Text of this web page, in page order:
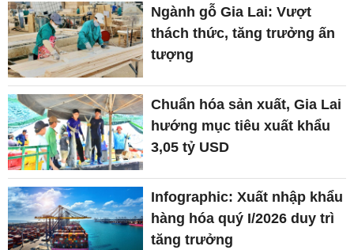
Ngành gỗ Gia Lai: Vượt
thách thức, tăng trưởng ấn
tượng
Chuẩn hóa sản xuất, Gia Lai
hướng mục tiêu xuất khẩu
3,05 tỷ USD
Infographic: Xuất nhập khẩu
hàng hóa quý I/2026 duy trì
tăng trưởng